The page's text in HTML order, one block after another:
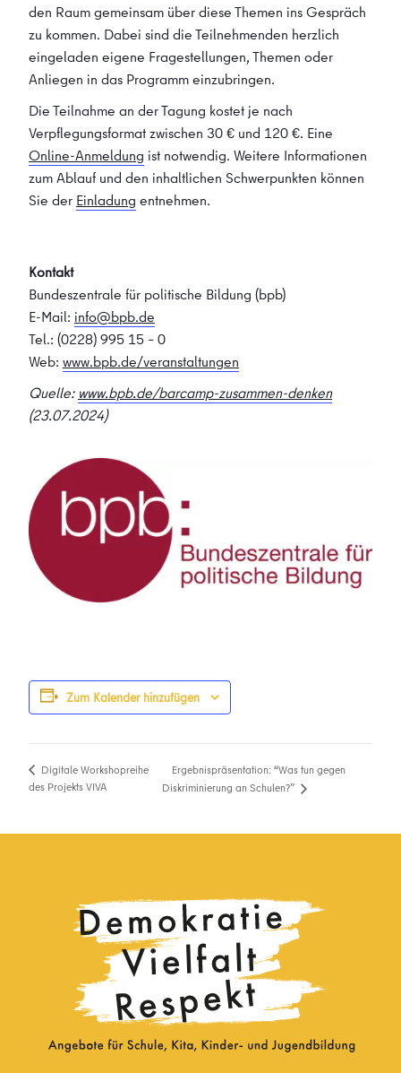
den Raum gemeinsam über diese Themen ins Gespräch
zu kommen. Dabei sind die Teilnehmenden herzlich
eingeladen eigene Fragestellungen, Themen oder
Anliegen in das Programm einzubringen.
Die Teilnahme an der Tagung kostet je nach
Verpflegungsformat zwischen 30 € und 120 €. Eine
Online-Anmeldung ist notwendig. Weitere Informationen
zum Ablauf und den inhaltlichen Schwerpunkten können
Sie der Einladung entnehmen.
Kontakt
Bundeszentrale für politische Bildung (bpb)
E-Mail: info@bpb.de
Tel.: (0228) 995 15 – 0
Web: www.bpb.de/veranstaltungen
Quelle: www.bpb.de/barcamp-zusammen-denken
(23.07.2024)
Zum Kalender hinzufügen
Digitale Workshopreihe
des Projekts VIVA
Ergebnispräsentation: “Was tun gegen
Diskriminierung an Schulen?”